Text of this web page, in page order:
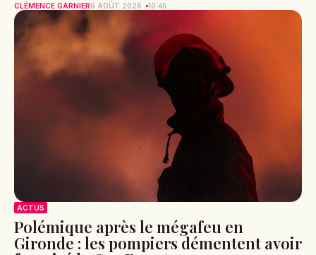
CLÉMENCE GARNIER6 AOÛT 2026 10:45
ACTUS
Polémique après le mégafeu en
Gironde : les pompiers démentent avoir